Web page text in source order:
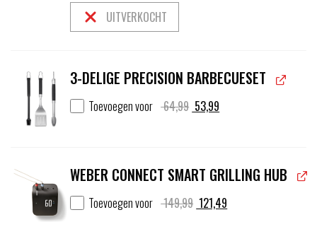
UITVERKOCHT
3-DELIGE PRECISION BARBECUESET
Toevoegen voor 64,99 Oorspronkelijke
prijs
53,99
prijs
WEBER CONNECT SMART GRILLING HUB
Toevoegen voor 149,99 Oorspronkelijke
prijs
121,49
prijs